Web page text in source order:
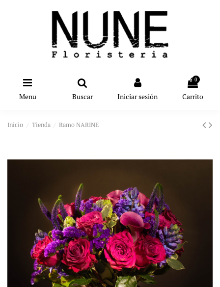
Menu Buscar Iniciar sesión
0
Carrito
Inicio Tienda Ramo NARINE